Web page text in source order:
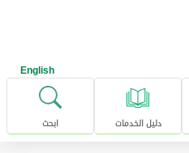
English
دليل الخدمات ابحث